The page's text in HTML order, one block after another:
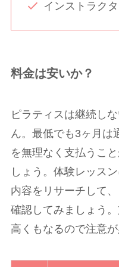
インストラク
料金は安いか？
ピラティスは継続し
ん。最低でも3ヶ月は
を無理なく支払うこ
しょう。体験レッス
内容をリサーチして
確認してみましょう
高くもなるので注意が